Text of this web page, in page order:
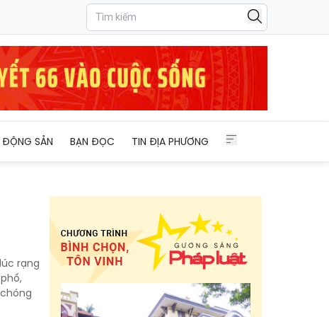
ĐỘNG SẢN BẠN ĐỌC TIN ĐỊA PHƯƠNG
rạng